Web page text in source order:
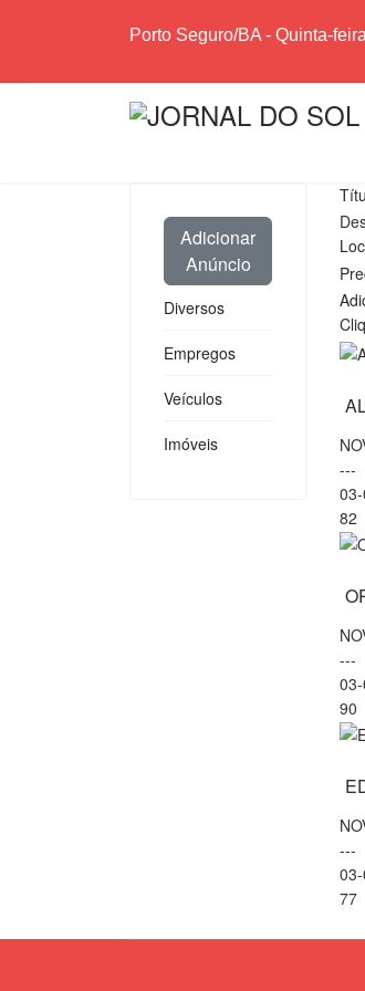
Porto Seguro/BA - Quinta-
Adicionar
Anúncio
Diversos
Empregos
Veículos
Imóveis
---
82
---
90
---
77